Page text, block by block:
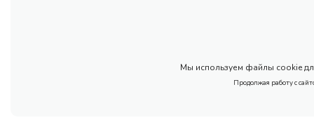
Мы используем файлы cookie
Продолжая работу с